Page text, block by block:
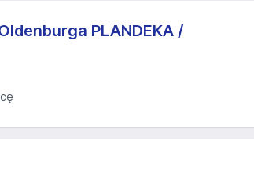
PLANDEKA /